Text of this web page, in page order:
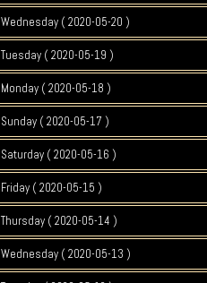
Wednesday ( 2020-05-20 )
Tuesday ( 2020-05-19 )
Monday ( 2020-05-18 )
Sunday ( 2020-05-17 )
Saturday ( 2020-05-16 )
Friday ( 2020-05-15 )
Thursday ( 2020-05-14 )
Wednesday ( 2020-05-13 )